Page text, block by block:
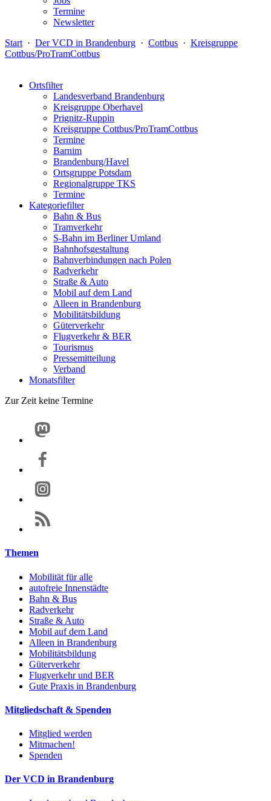
Termine
Newsletter
Start · Der VCD in Brandenburg · Cottbus · Kreisgruppe
Cottbus/ProTramCottbus
Ortsfilter
Landesverband Brandenburg
Kreisgruppe Oberhavel
Prignitz-Ruppin
Kreisgruppe Cottbus/ProTramCottbus
Termine
Barnim
Brandenburg/Havel
Ortsgruppe Potsdam
Regionalgruppe TKS
Termine
Kategoriefilter
Bahn & Bus
Tramverkehr
S-Bahn im Berliner Umland
Bahnhofsgestaltung
Bahnverbindungen nach Polen
Radverkehr
Straße & Auto
Mobil auf dem Land
Alleen in Brandenburg
Mobilitätsbildung
Güterverkehr
Flugverkehr & BER
Tourismus
Pressemitteilung
Verband
Monatsfilter
Zur Zeit keine Termine
Themen
Mobilität für alle
autofreie Innenstädte
Bahn & Bus
Radverkehr
Straße & Auto
Mobil auf dem Land
Alleen in Brandenburg
Mobilitätsbildung
Güterverkehr
Flugverkehr und BER
Gute Praxis in Brandenburg
Mitgliedschaft & Spenden
Mitglied werden
Mitmachen!
Spenden
Der VCD in Brandenburg